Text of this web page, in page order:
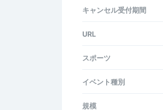
キャンセル受付期間
URL
スポーツ
イベント種別
規模